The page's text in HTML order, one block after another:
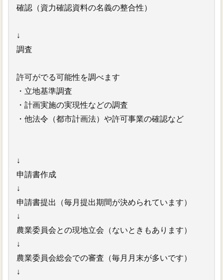
確認（資力確認資料の名義の整合性）
↓
調査
許可がでる可能性を調べます
・立地基準調査
・計画実施の実現性などの調査
・他法令（都市計画法）や許可事業の確認など
↓
申請書作成
↓
申請書提出（毎月提出期間が決められています）
↓
農業委員会との現地立会（ないときもあります）
↓
農業委員会総会での審査（毎月月末が多いです）
↓